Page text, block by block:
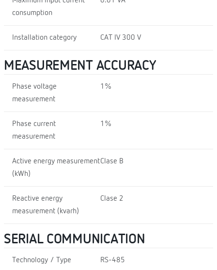
consumption
Installation category CAT IV 300 V
MEASUREMENT ACCURACY
Phase voltage
measurement
1%
Phase current
measurement
1%
Active energy measurement
(kWh)
Clase B
Reactive energy
measurement (kvarh)
Clase 2
SERIAL COMMUNICATION
Technology / Type RS-485